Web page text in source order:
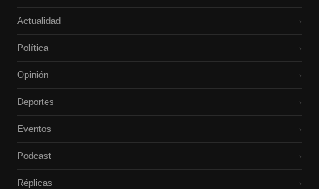
Actualidad ›
Política ›
Opinión ›
Deportes ›
Eventos ›
Podcast ›
Réplicas ›